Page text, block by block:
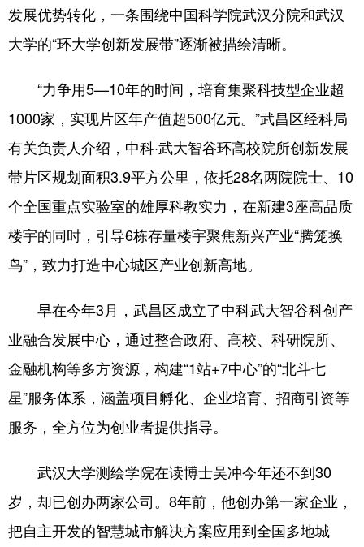
发展优势转化，一条围绕中国科学院武汉分院和武汉
大学的“环大学创新发展带”逐渐被描绘清晰。
“力争用5—10年的时间，培育集聚科技型企业超
1000家，实现片区年产值超500亿元。”武昌区经科局
有关负责人介绍，中科·武大智谷环高校院所创新发展
带片区规划面积3.9平方公里，依托28名两院院士、10
个全国重点实验室的雄厚科教实力，在新建3座高品质
楼宇的同时，引导6栋存量楼宇聚焦新兴产业“腾笼换
鸟”，致力打造中心城区产业创新高地。
早在今年3月，武昌区成立了中科武大智谷科创产
业融合发展中心，通过整合政府、高校、科研院所、
金融机构等多方资源，构建“1站+7中心”的“北斗七
星”服务体系，涵盖项目孵化、企业培育、招商引资等
服务，全方位为创业者提供指导。
武汉大学测绘学院在读博士吴冲今年还不到30
岁，却已创办两家公司。8年前，他创办第一家企业，
把自主开发的智慧城市解决方案应用到全国多地城